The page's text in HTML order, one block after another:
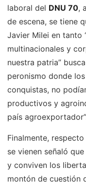
laboral del DNU 70,
de escena, se tiene
Javier Milei en tanto
multinacionales y
nuestra patria”
peronismo donde
conquistas, no
productivos y
país
Finalmente,
se vienen señaló
y conviven los
montón de cuestión